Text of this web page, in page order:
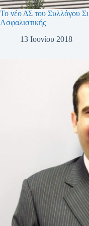
Το νέο ΔΣ του Συλλόγου
Ασφαλιστικής
13 Ιουνίου 2018